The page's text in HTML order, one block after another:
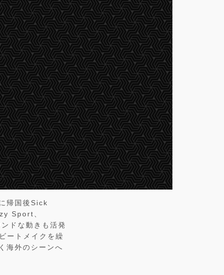
帰国後Sick
Sport、
ドな動きも活発
ートメイクを繰
海外のシーンへ